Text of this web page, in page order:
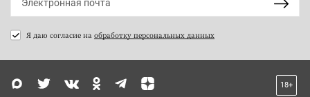
Я даю согласие на обработку персональных данных
18+